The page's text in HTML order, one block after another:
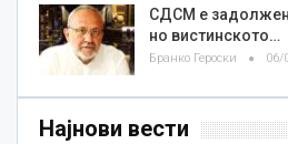
СДСМ е задолжен
но вистинското…
Бранко Героски 06/
Најнови вести